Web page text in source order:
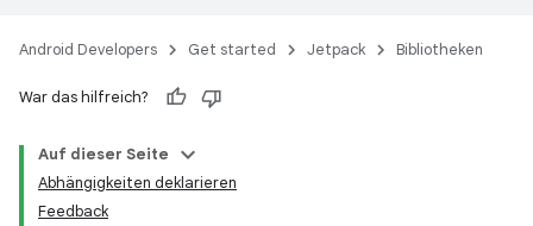
Android Developers Get started Jetpack Bibliotheken
War das hilfreich?
Auf dieser Seite
Abhängigkeiten deklarieren
Feedback